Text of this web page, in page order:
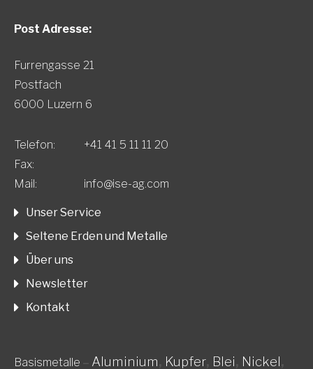
Post Adresse:
Furrengasse 21
Postfach
6000 Luzern 6
Telefon:
+41 41 5 11 11 20
Fax:
Mail:
info@ise-ag.com
Unser Service
Seltene Erden und Metalle
Über uns
Newsletter
Kontakt
Basismetalle – Aluminium, Kupfer, Blei, Nickel,